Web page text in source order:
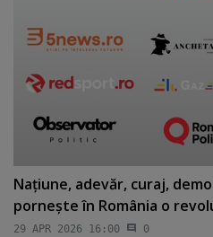
Naţiune, adevăr, curaj,
porneşte în România o
29 APR 2026 16:00 0